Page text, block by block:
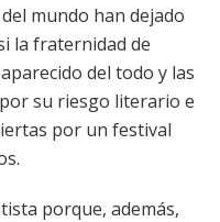
mundo han dejado
la fraternidad de
del todo y las
su riesgo literario e
por un festival
porque, además,